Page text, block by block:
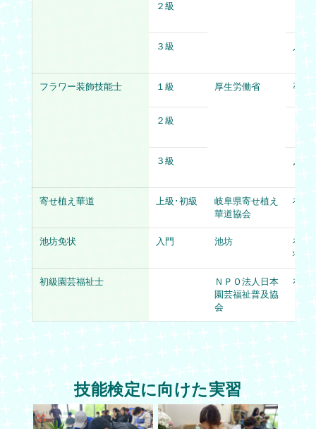
２級
３級 入学
フラワー装飾技能士 １級 厚生労働省 卒業
２級
３級 入学
寄せ植え華道 上級･初級
岐阜県寄せ植え
華道協会
在学
（
池坊免状 入門 池坊
在学
状取
初級園芸福祉士
ＮＰＯ法人日本
園芸福祉普及協
会
在学
技能検定に向けた実習